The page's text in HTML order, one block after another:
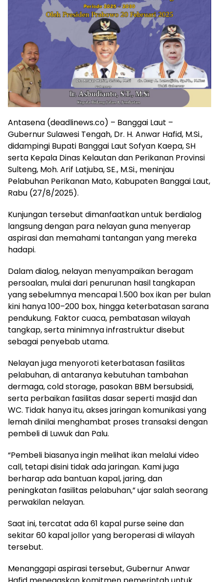
Antasena (deadlinews.co) – Banggai Laut –
Gubernur Sulawesi Tengah, Dr. H. Anwar Hafid, M.Si.,
didampingi Bupati Banggai Laut Sofyan Kaepa, SH
serta Kepala Dinas Kelautan dan Perikanan Provinsi
Sulteng, Moh. Arif Latjuba, SE., M.Si., meninjau
Pelabuhan Perikanan Mato, Kabupaten Banggai Laut,
Rabu (27/8/2025).
Kunjungan tersebut dimanfaatkan untuk berdialog
langsung dengan para nelayan guna menyerap
aspirasi dan memahami tantangan yang mereka
hadapi.
Dalam dialog, nelayan menyampaikan beragam
persoalan, mulai dari penurunan hasil tangkapan
yang sebelumnya mencapai 1.500 box ikan per bulan
kini hanya 100–200 box, hingga keterbatasan sarana
pendukung. Faktor cuaca, pembatasan wilayah
tangkap, serta minimnya infrastruktur disebut
sebagai penyebab utama.
Nelayan juga menyoroti keterbatasan fasilitas
pelabuhan, di antaranya kebutuhan tambahan
dermaga, cold storage, pasokan BBM bersubsidi,
serta perbaikan fasilitas dasar seperti masjid dan
WC. Tidak hanya itu, akses jaringan komunikasi yang
lemah dinilai menghambat proses transaksi dengan
pembeli di Luwuk dan Palu.
“Pembeli biasanya ingin melihat ikan melalui video
call, tetapi disini tidak ada jaringan. Kami juga
berharap ada bantuan kapal, jaring, dan
peningkatan fasilitas pelabuhan,” ujar salah seorang
perwakilan nelayan.
Saat ini, tercatat ada 61 kapal purse seine dan
sekitar 60 kapal jollor yang beroperasi di wilayah
tersebut.
Menanggapi aspirasi tersebut, Gubernur Anwar